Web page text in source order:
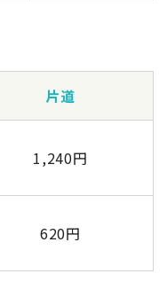
片道
1,240円
620円